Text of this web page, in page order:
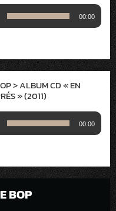
00:00
> ALBUM CD « EN
» (2011)
00:00
BOP